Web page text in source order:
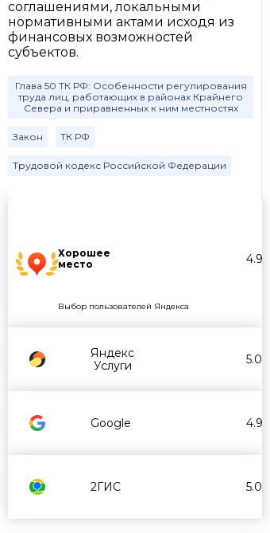
Хорошее
место
4.9
Выбор пользователей Яндекса
Яндекс
Услуги
5.0
Google 4.9
2ГИС 5.0
соглашениями, локальными
нормативными актами исходя из
финансовых возможностей
субъектов.
Глава 50 ТК РФ: Особенности регулирования
труда лиц, работающих в районах Крайнего
Севера и приравненных к ним местностях
Закон ТК РФ
Трудовой кодекс Российской Федерации